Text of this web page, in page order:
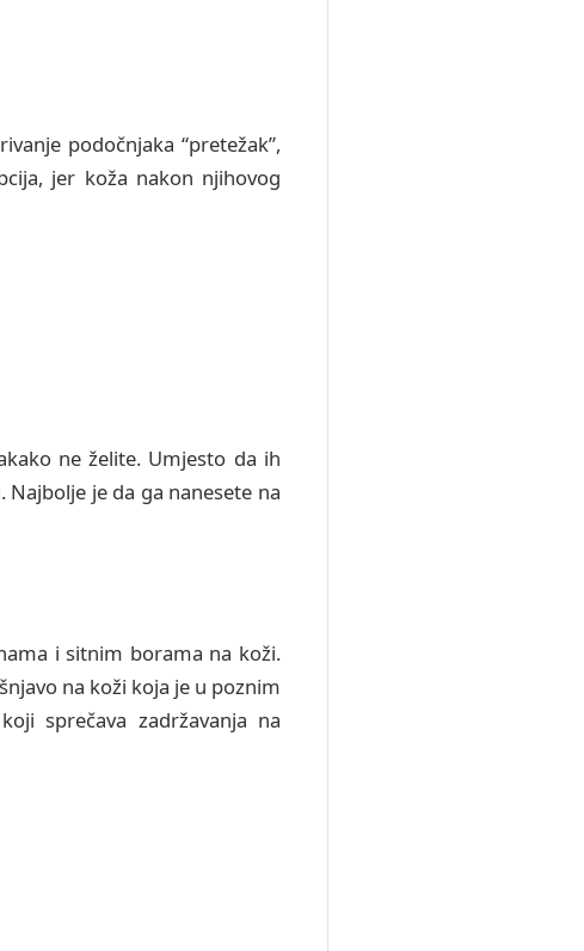
podočnjaka “pretežak”,
jer koža nakon njihovog
ne želite. Umjesto da ih
je da ga nanesete na
i sitnim borama na koži.
na koži koja je u poznim
sprečava zadržavanja na